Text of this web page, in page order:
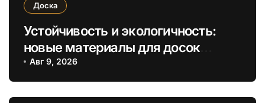
Доска
Устойчивость и экологичность:
новые материалы для досок
обрезных и необрезных в
строительстве
Авг 9, 2026